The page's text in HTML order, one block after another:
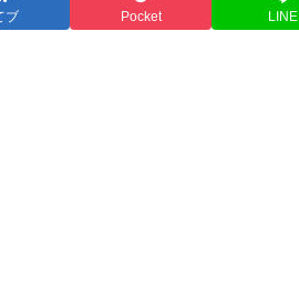
ブ Pocket LINE